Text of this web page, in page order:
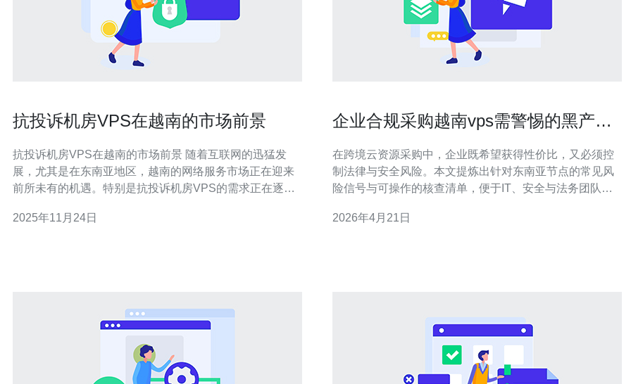
抗投诉机房VPS在越南的市场前景
抗投诉机房VPS在越南的市场前景 随着互联网的迅猛发
展，尤其是在东南亚地区，越南的网络服务市场正在迎来
前所未有的机遇。特别是抗投诉机房VPS的需求正在逐步
市场的三个核心精华： 市场需求激增 政策支持与技术进步
2025年11月24日
企业合规采购越南vps需警惕的黑产特
在跨境云资源采购中，企业既希望获得性价比，又必须控
制法律与安全风险。本文提炼出针对东南亚节点的常见风
险信号与可操作的核查清单，便于IT、安全与法务团队在
为，并制定相应的合同与技术缓解措施。 为什么会出现针
2026年4月21日